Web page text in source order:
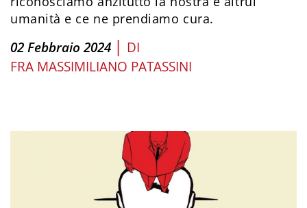
umanità e ce ne prendiamo cura.
02 Febbraio 2024 | DI
FRA MASSIMILIANO PATASSINI